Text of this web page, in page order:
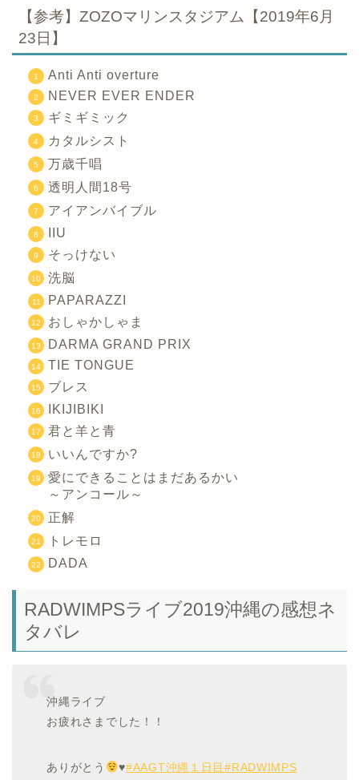
【参考】ZOZOマリンスタジアム【2019年6月
23日】
Anti Anti overture
NEVER EVER ENDER
ギミギミック
カタルシスト
万歳千唱
透明人間18号
アイアンバイブル
IIU
そっけない
洗脳
PAPARAZZI
おしゃかしゃま
DARMA GRAND PRIX
TIE TONGUE
ブレス
IKIJIBIKI
君と羊と青
いいんですか?
愛にできることはまだあるかい
～アンコール～
正解
トレモロ
DADA
RADWIMPSライブ2019沖縄の感想ネ
タバレ
沖縄ライブ
お疲れさまでした！！
ありがとう ♥️#AAGT沖縄１日目#RADWIMPS